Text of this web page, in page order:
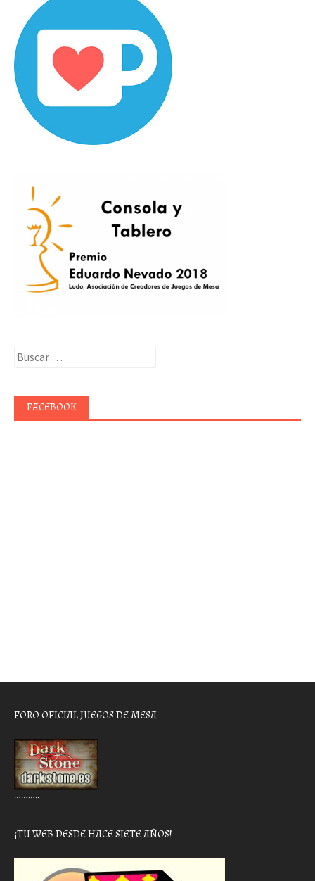
Buscar:
FACEBOOK
FORO OFICIAL JUEGOS DE MESA
………..
¡TU WEB DESDE HACE SIETE AÑOS!